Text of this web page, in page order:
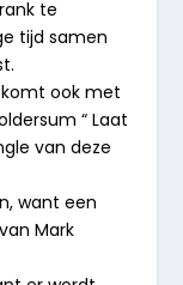
te
tijd samen
ook met
“ Laat
van deze
want een
Mark